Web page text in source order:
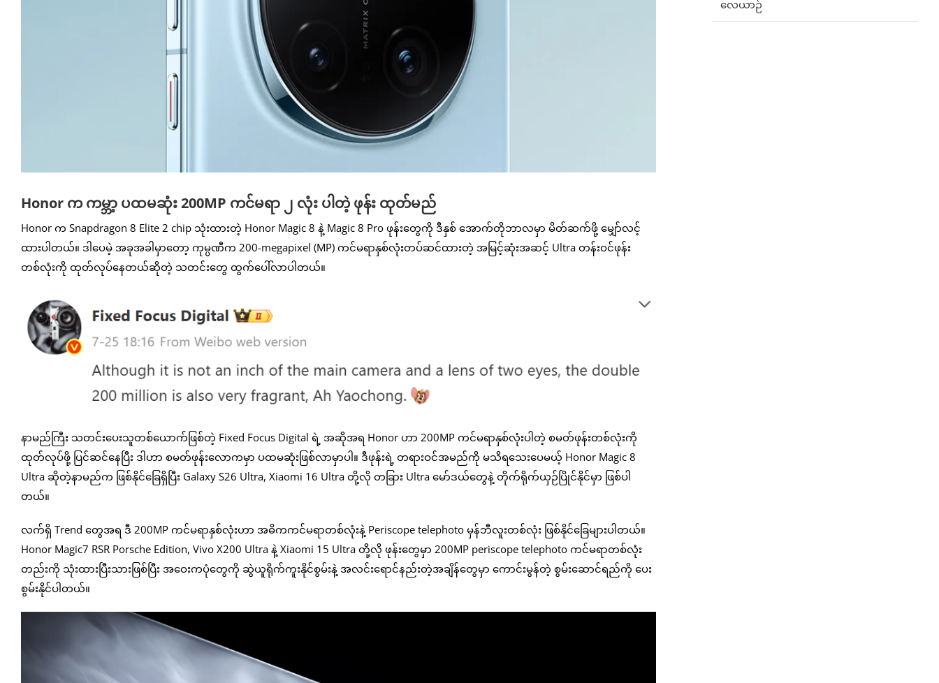
Honor က ကမ္ဘာ့ ပထမဆုံး 200MP ကင်မရာ ၂ လုံး ပါတဲ့ ဖုန်း ထုတ်မည်
Honor က Snapdragon 8 Elite 2 chip သုံးထားတဲ့ Honor Magic 8 နဲ့ Magic 8 Pro ဖုန်းတွေကို ဒီနှစ် အောက်တိုဘာလမှာ မိတ်ဆက်ဖို့ မျှော်လင့်
ထားပါတယ်။ ဒါပေမဲ့ အခုအခါမှာတော့ ကုမ္ပဏီက 200-megapixel (MP) ကင်မရာနှစ်လုံးတပ်ဆင်ထားတဲ့ အမြင့်ဆုံးအဆင့် Ultra တန်းဝင်ဖုန်း
တစ်လုံးကို ထုတ်လုပ်နေတယ်ဆိုတဲ့ သတင်းတွေ ထွက်ပေါ်လာပါတယ်။
နာမည်ကြီး သတင်းပေးသူတစ်ယောက်ဖြစ်တဲ့ Fixed Focus Digital ရဲ့ အဆိုအရ Honor ဟာ 200MP ကင်မရာနှစ်လုံးပါတဲ့ စမတ်ဖုန်းတစ်လုံးကို
ထုတ်လုပ်ဖို့ ပြင်ဆင်နေပြီး ဒါဟာ စမတ်ဖုန်းလောကမှာ ပထမဆုံးဖြစ်လာမှာပါ။ ဒီဖုန်းရဲ့ တရားဝင်အမည်ကို မသိရသေးပေမယ့် Honor Magic 8
Ultra ဆိုတဲ့နာမည်က ဖြစ်နိုင်ခြေရှိပြီး Galaxy S26 Ultra, Xiaomi 16 Ultra တို့လို တခြား Ultra မော်ဒယ်တွေနဲ့ တိုက်ရိုက်ယှဉ်ပြိုင်နိုင်မှာ ဖြစ်ပါ
တယ်။
လက်ရှိ Tren​d တွေအရ ဒီ 200MP ကင်မရာနှစ်လုံးဟာ အဓိကကင်မရာတစ်လုံးနဲ့ Periscope telephoto မှန်ဘီလူးတစ်လုံး ဖြစ်နိုင်ခြေများပါတယ်။
Honor Magic7 RSR Porsche Edition, Vivo X200 Ultra နဲ့ Xiaomi 15 Ultra တို့လို ဖုန်းတွေမှာ 200MP periscope telephoto ကင်မရာတစ်လုံး
တည်းကို သုံးထားပြီးသားဖြစ်ပြီး အဝေးကပုံတွေကို ဆွဲယူရိုက်ကူးနိုင်စွမ်းနဲ့ အလင်းရောင်နည်းတဲ့အချိန်တွေမှာ ကောင်းမွန်တဲ့ စွမ်းဆောင်ရည်ကို ပေး
စွမ်းနိုင်ပါတယ်။
လေယာဉ်